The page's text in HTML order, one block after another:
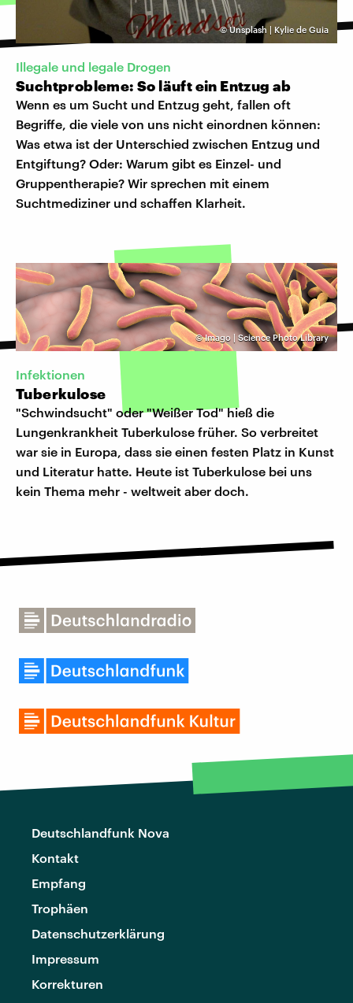
©Unsplash | Kylie de Guia
Illegale und legale Drogen
Suchtprobleme: So läuft ein Entzug ab
Wenn es um Sucht und Entzug geht, fallen oft
Begriffe, die viele von uns nicht einordnen können:
Was etwa ist der Unterschied zwischen Entzug und
Entgiftung? Oder: Warum gibt es Einzel- und
Gruppentherapie? Wir sprechen mit einem
Suchtmediziner und schaffen Klarheit.
©Imago | Science Photo Library
Infektionen
Tuberkulose
"Schwindsucht" oder "Weißer Tod" hieß die
Lungenkrankheit Tuberkulose früher. So verbreitet
war sie in Europa, dass sie einen festen Platz in Kunst
und Literatur hatte. Heute ist Tuberkulose bei uns
kein Thema mehr - weltweit aber doch.
Deutschlandfunk Nova
Kontakt
Empfang
Trophäen
Datenschutzerklärung
Impressum
Korrekturen